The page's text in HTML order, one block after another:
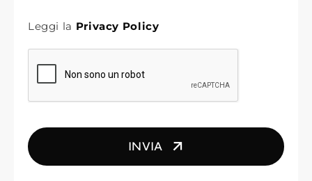
Leggi la Privacy Policy
INVIA